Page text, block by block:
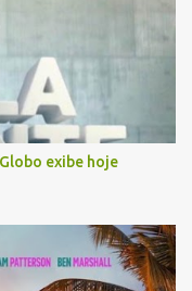
exibe hoje